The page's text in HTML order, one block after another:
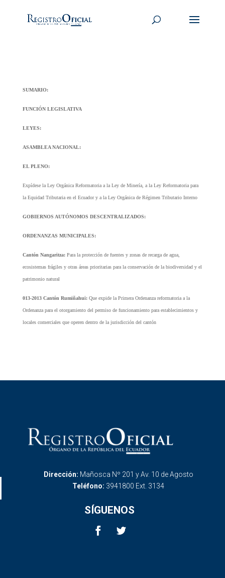
SUMARIO:
FUNCIÓN LEGISLATIVA
LEYES:
ASAMBLEA NACIONAL:
EL PLENO:
Expídese la Ley Orgánica Reformatoria a la Ley de Minería, a la Ley Reformatoria para
la Equidad Tributaria en el Ecuador y a la Ley Orgánica de Régimen Tributario Interno
GOBIERNOS AUTÓNOMOS DESCENTRALIZADOS:
ORDENANZAS MUNICIPALES:
Cantón Nangaritza:Para la protección de fuentes y zonas de recarga de agua,
ecosistemas frágiles y otras áreas prioritarias para la conservación de la biodiversidad y el
patrimonio natural
013-2013 Cantón Rumiñahui: Que expide la Primera Ordenanza reformatoria a la
Ordenanza para el otorgamiento del permiso de funcionamiento para establecimientos y
locales comerciales que operen dentro de la jurisdicción del cantón
Dirección: Mañosca Nº 201 y Av. 10 de Agosto
Teléfono: 3941800 Ext. 3134
SÍGUENOS